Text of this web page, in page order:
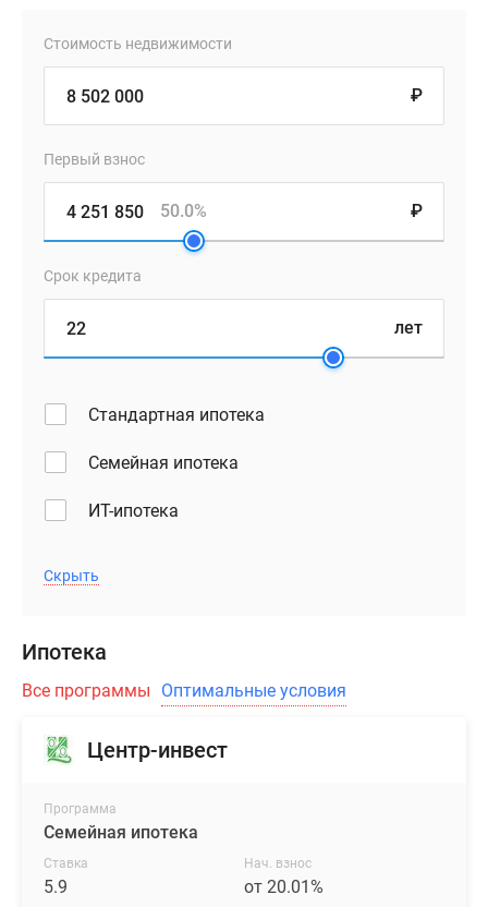
Стоимость недвижимости
₽
Первый взнос
₽
50.0%
Срок кредита
лет
Стандартная ипотека
Семейная ипотека
ИТ-ипотека
Скрыть
Ипотека
Все программы Оптимальные условия
Центр-инвест
Программа
Семейная ипотека
Ставка
5.9
Нач. взнос
от 20.01%